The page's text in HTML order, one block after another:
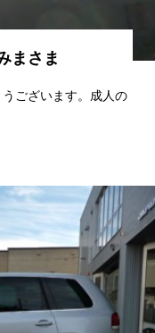
まさま
ございます。成人の